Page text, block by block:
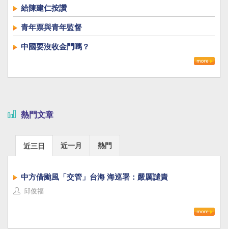
給陳建仁按讚
青年票與青年監督
中國要沒收金門嗎？
熱門文章
近三日 近一月 熱門
中方借颱風「交管」台海 海巡署：嚴厲譴責
邱俊福